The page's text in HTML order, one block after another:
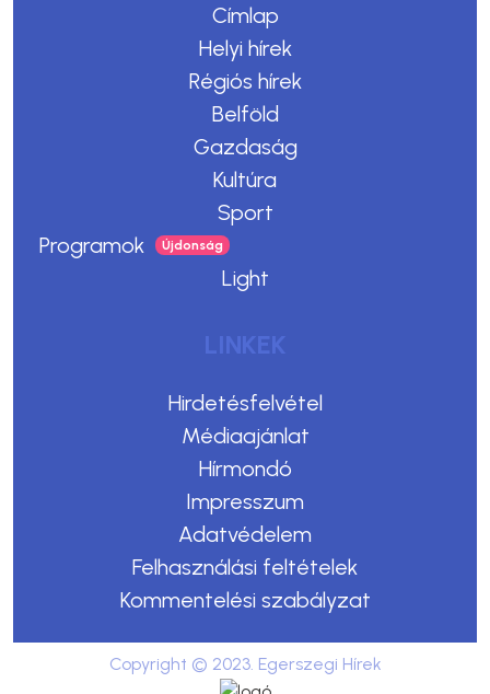
Címlap
Helyi hírek
Régiós hírek
Belföld
Gazdaság
Kultúra
Sport
Programok
Light
LINKEK
Hirdetésfelvétel
Médiaajánlat
Hírmondó
Impresszum
Adatvédelem
Felhasználási feltételek
Kommentelési szabályzat
Copyright © 2023. Egerszegi Hírek